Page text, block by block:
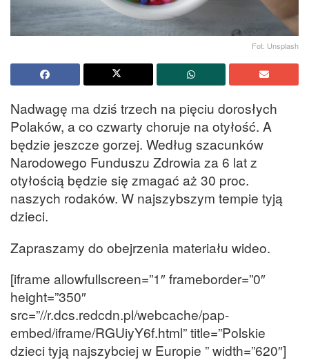
Fot. Unsplash
Nadwagę ma dziś trzech na pięciu dorosłych
Polaków, a co czwarty choruje na otyłość. A
będzie jeszcze gorzej. Według szacunków
Narodowego Funduszu Zdrowia za 6 lat z
otyłością będzie się zmagać aż 30 proc.
naszych rodaków. W najszybszym tempie tyją
dzieci.
Zapraszamy do obejrzenia materiału wideo.
[iframe allowfullscreen=”1″ frameborder=”0″
height=”350″
src=”//r.dcs.redcdn.pl/webcache/pap-
embed/iframe/RGUiyY6f.html” title=”Polskie
dzieci tyją najszybciej w Europie ” width=”620″]